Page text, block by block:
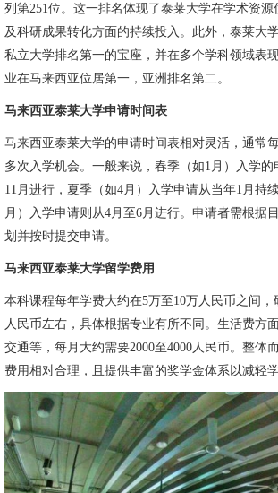
列第251位。这一排名体现了泰莱大学在学术资
及科研成果转化方面的持续投入。此外，泰莱大
私立大学排名第一的宝座，并在多个学科领域表
业在马来西亚位居第一，亚洲排名第二。
马来西亚泰莱大学申请时间表
马来西亚泰莱大学的申请时间表相对灵活，通常
多次入学机会。一般来说，春季（如1月）入学的
11月进行，夏季（如4月）入学申请从当年1月持
月）入学申请则从4月至6月进行。申请者需根据
划并按时提交申请。
马来西亚泰莱大学留学费用
本科课程每年学费大约在5万至10万人民币之间，
人民币左右，具体根据专业有所不同。生活费方
交通等，每月大约需要2000至4000人民币。整体
费用相对合理，且提供丰富的奖学金体系以减轻学